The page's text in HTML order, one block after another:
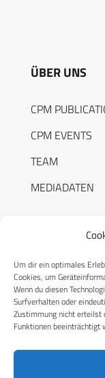
Um dir ein optimales
Cookies, um
Wenn du diesen
Surfverhalten oder
Zustimmung nicht erteilst
Funktionen beeinträchtigt
ÜBER UNS
CPM
CPM EVENTS
TEAM
MEDIADATEN
RECHTLICHES
Cookie-